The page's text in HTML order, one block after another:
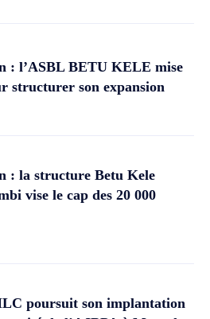
: l’ASBL BETU KELE mise
structurer son expansion
: la structure Betu Kele
vise le cap des 20 000
poursuit son implantation